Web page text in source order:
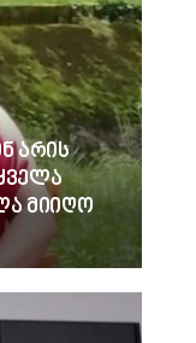
არის
მიიღო